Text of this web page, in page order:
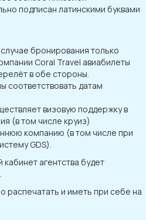
подписан латинскими буквами
бронирования только
Coral Travel авиабилеты
в обе стороны.
соответствовать датам
визовую поддержку в
(в том числе круиз)
компанию (в том числе при
GDS).
агентства будет
распечатать и иметь при себе на